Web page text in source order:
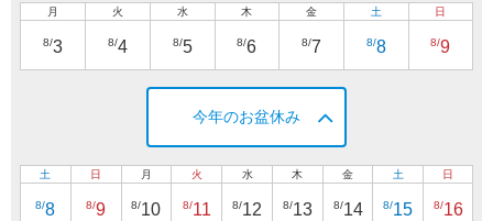
月
8/3
火
8/4
水
8/5
木
8/6
金
8/7
土
8/8
日
8/9
今年のお盆休み
土
8/8
日
8/9
月
8/10
火
8/11
水
8/12
木
8/13
金
8/14
土
8/15
日
8/16